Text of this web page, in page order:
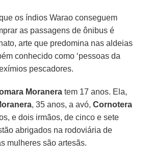
os índios Warao conseguem
as passagens de ônibus é
arte que predomina nas aldeias
conhecido como ‘pessoas da
pescadores.
Moranera tem 17 anos. Ela,
, 35 anos, a avó,Cornotera
e dois irmãos, de cinco e sete
abrigados na rodoviária de
mulheres são artesãs.